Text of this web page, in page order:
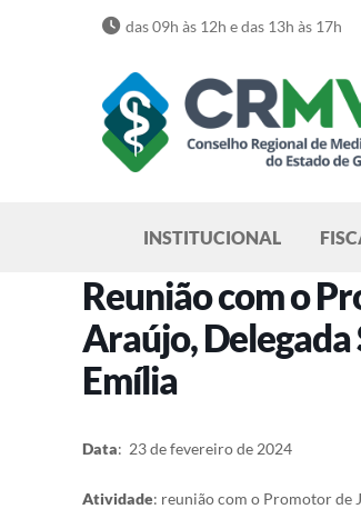
das 09h às 12h e das 13h às 17h
INSTITUCIONAL
Reunião com o
Araújo, Delegada
Emília
Data: 23 de fevereiro de 2024
Atividade: reunião com o Promotor de